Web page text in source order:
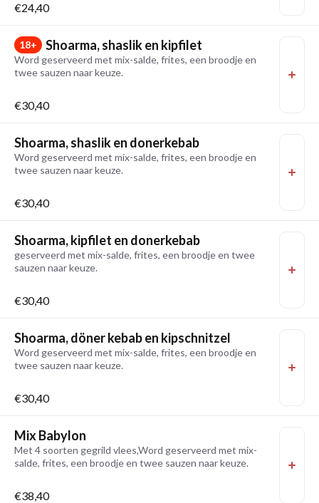
€24,40
18+ Shoarma, shaslik en kipfilet
Word geserveerd met mix-salde, frites, een broodje en
twee sauzen naar keuze.
€30,40
Shoarma, shaslik en donerkebab
Word geserveerd met mix-salde, frites, een broodje en
twee sauzen naar keuze.
€30,40
Shoarma, kipfilet en donerkebab
geserveerd met mix-salde, frites, een broodje en twee
sauzen naar keuze.
€30,40
Shoarma, döner kebab en kipschnitzel
Word geserveerd met mix-salde, frites, een broodje en
twee sauzen naar keuze.
€30,40
Mix Babylon
Met 4 soorten gegrild vlees,Word geserveerd met mix-
salde, frites, een broodje en twee sauzen naar keuze.
€38,40